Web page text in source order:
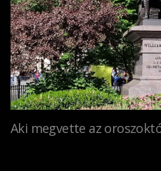
Aki megvette az